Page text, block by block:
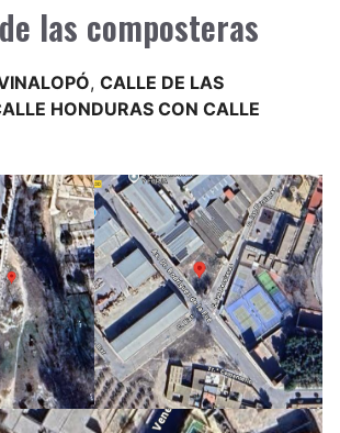
las composteras
, CALLE DE LAS
HONDURAS CON CALLE